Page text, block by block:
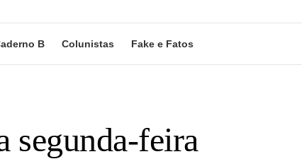
B Colunistas Fake e Fatos
segunda-feira